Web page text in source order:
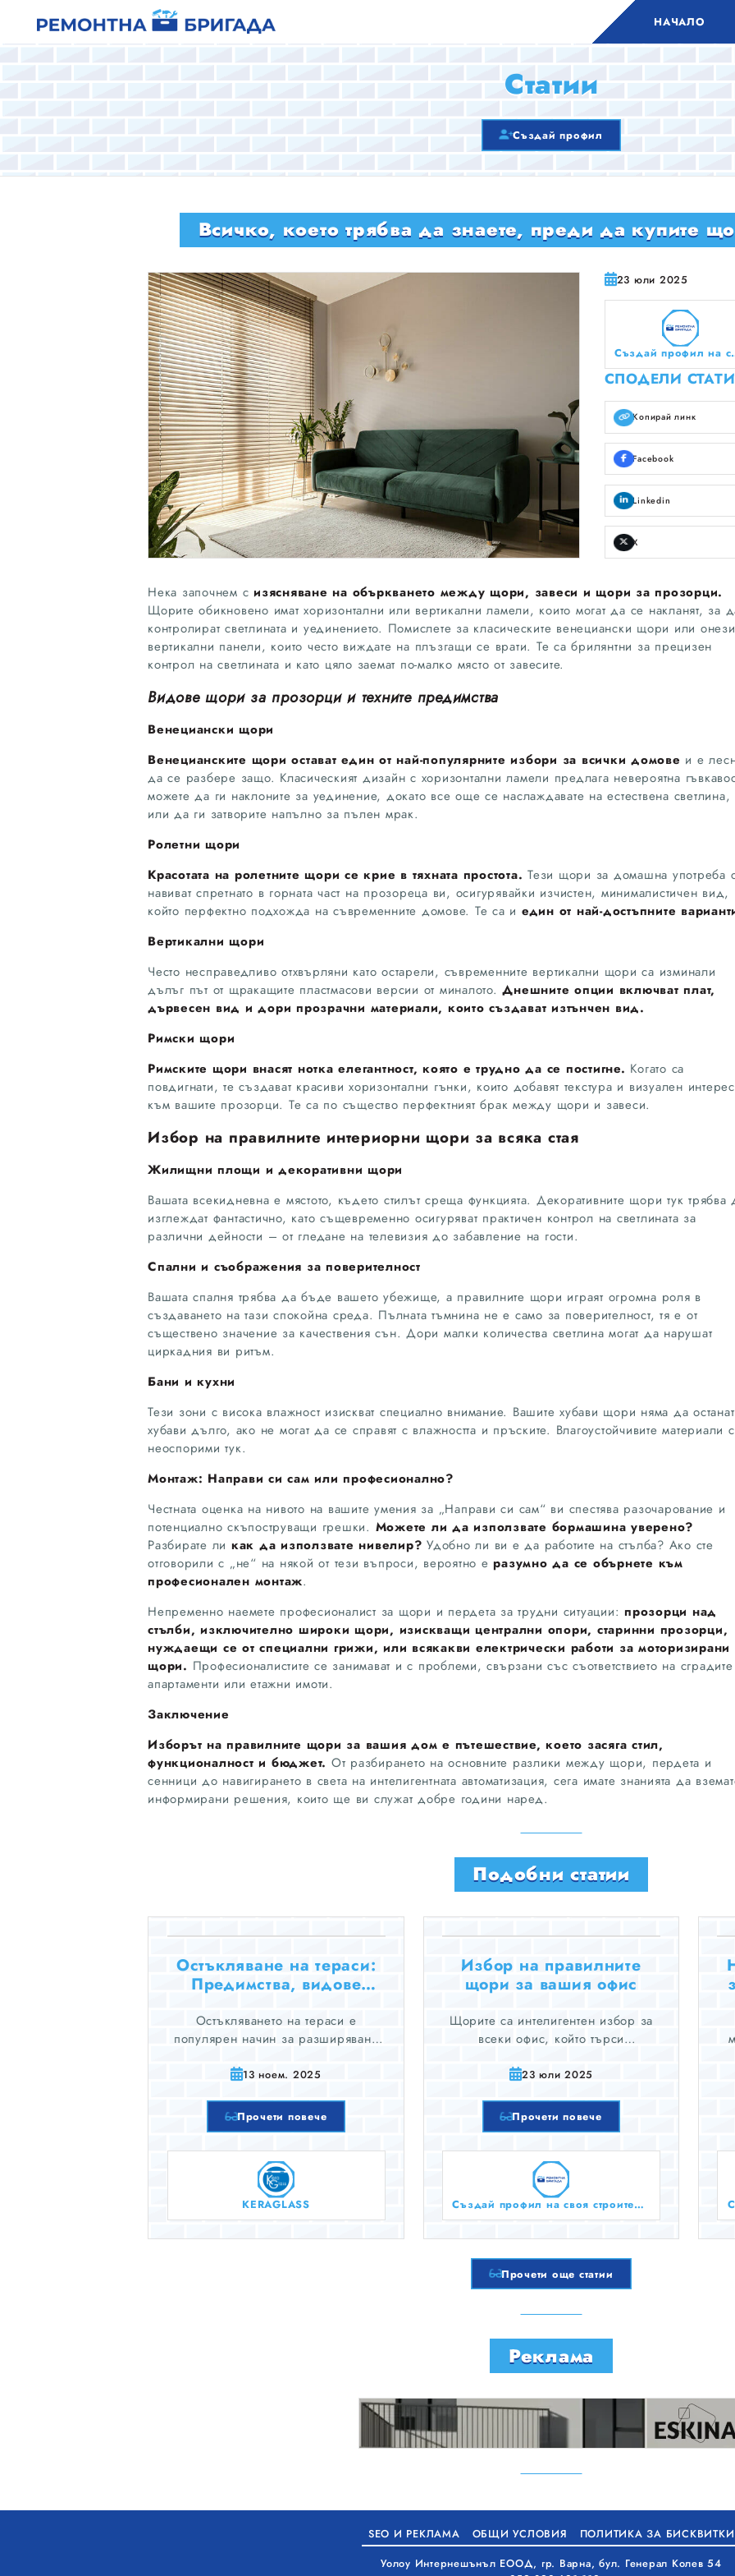
НАЧАЛО
Статии
Създай профил
Всичко, което трябва да знаете, преди да купите
23 юли 2025
Създай
СПОДЕЛИ
Копирай линк
Facebook
Linkedin
X
Нека започнем с изясняване на объркването между щори, завеси и щори за прозорци.
Щорите обикновено имат хоризонтални или вертикални ламели, които могат да се накланят, за
контролират светлината и уединението. Помислете за класическите венециански щори или онези
вертикални панели, които често виждате на плъзгащи се врати. Те са брилянтни за прецизен
контрол на светлината и като цяло заемат по-малко място от завесите.
Видове щори за прозорци и техните предимства
Венециански щори
Венецианските щори остават един от най-популярните избори за всички домове и е
да се разбере защо. Класическият дизайн с хоризонтални ламели предлага невероятна
можете да ги наклоните за уединение, докато все още се наслаждавате на естествена светлина,
или да ги затворите напълно за пълен мрак.
Ролетни щори
Красотата на ролетните щори се крие в тяхната простота. Тези щори за домашна употреба
навиват спретнато в горната част на прозореца ви, осигурявайки изчистен, минималистичен вид,
който перфектно подхожда на съвременните домове. Те са и един от най-достъпните
Вертикални щори
Често несправедливо отхвърляни като остарели, съвременните вертикални щори са изминали
дълъг път от щракащите пластмасови версии от миналото.Днешните опции включват плат,
дървесен вид и дори прозрачни материали, които създават изтънчен вид.
Римски щори
Римските щори внасят нотка елегантност, която е трудно да се постигне. Когато са
повдигнати, те създават красиви хоризонтални гънки, които добавят текстура и визуален интерес
към вашите прозорци. Те са по същество перфектният брак между щори и завеси.
Избор на правилните интериорни щори за всяка стая
Жилищни площи и декоративни щори
Вашата всекидневна е мястото, където стилът среща функцията. Декоративните щори тук трябва
изглеждат фантастично, като същевременно осигуряват практичен контрол на светлината за
различни дейности – от гледане на телевизия до забавление на гости.
Спални и съображения за поверителност
Вашата спалня трябва да бъде вашето убежище, а правилните щори играят огромна роля в
създаването на тази спокойна среда. Пълната тъмнина не е само за поверителност, тя е от
съществено значение за качествения сън. Дори малки количества светлина могат да нарушат
циркадния ви ритъм.
Бани и кухни
Тези зони с висока влажност изискват специално внимание. Вашите хубави щори няма да останат
хубави дълго, ако не могат да се справят с влажността и пръските. Влагоустойчивите материали
неоспорими тук.
Монтаж: Направи си сам или професионално?
Честната оценка на нивото на вашите умения за „Направи си сам“ ви спестява разочарование и
потенциално скъпоструващи грешки. Можете ли да използвате бормашина уверено?
Разбирате ли как да използвате нивелир? Удобно ли ви е да работите на стълба? Ако сте
отговорили с „не“ на някой от тези въпроси, вероятно еразумно да се обърнете към
професионален монтаж.
Непременно наемете професионалист за щори и пердета за трудни ситуации: прозорци над
стълби, изключително широки щори, изискващи централни опори, старинни прозорци,
нуждаещи се от специални грижи, или всякакви електрически работи за моторизирани
щори. Професионалистите се занимават и с проблеми, свързани със съответствието на
апартаменти или етажни имоти.
Заключение
Изборът на правилните щори за вашия дом е пътешествие, което засяга стил,
функционалност и бюджет. От разбирането на основните разлики между щори, пердета и
сенници до навигирането в света на интелигентната автоматизация, сега имате знанията да
информирани решения, които ще ви служат добре години наред.
Подобни статии
Остъкляване на тераси:
Предимства, видове
Остъкляването на тераси е
популярен начин за разширяване
подобряване на комфорта в дома.
13 ноем. 2025
Прочети повече
KERAGLASS
Избор на правилните
щори за вашия офис
Щорите са интелигентен избор за
всеки офис, който търси
елегантна, модерна обработка,
и по-лесна за почистване от
завесите.
23 юли 2025
Прочети повече
Създай профил на своя строителен бизнес тук безплатно!
Прочети още статии
Реклама
SEO И РЕКЛАМА ОБЩИ УСЛОВИЯ
ПОЛИТИКА ЗА БИСКВИТКИ
Уолоу Интернешънъл ЕООД, гр. Варна, бул. Генерал Колев 54